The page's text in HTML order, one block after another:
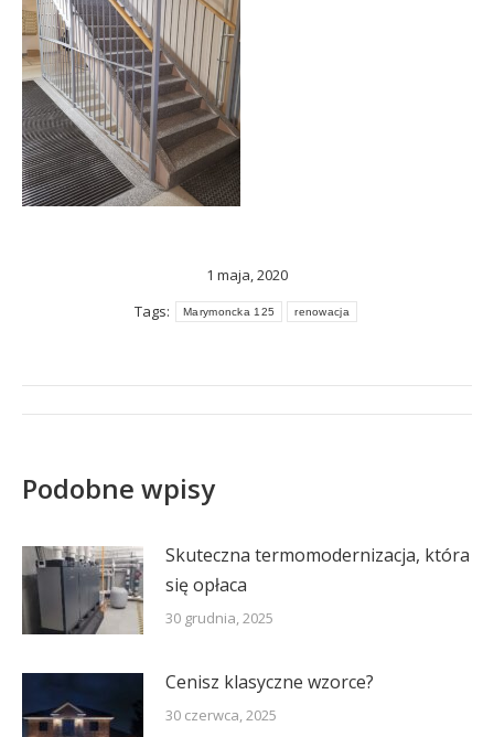
1 maja, 2020
Tags:
Marymoncka 125 renowacja
Post
Podobne wpisy
Skuteczna termomodernizacja, która
się opłaca
30 grudnia, 2025
Cenisz klasyczne wzorce?
30 czerwca, 2025